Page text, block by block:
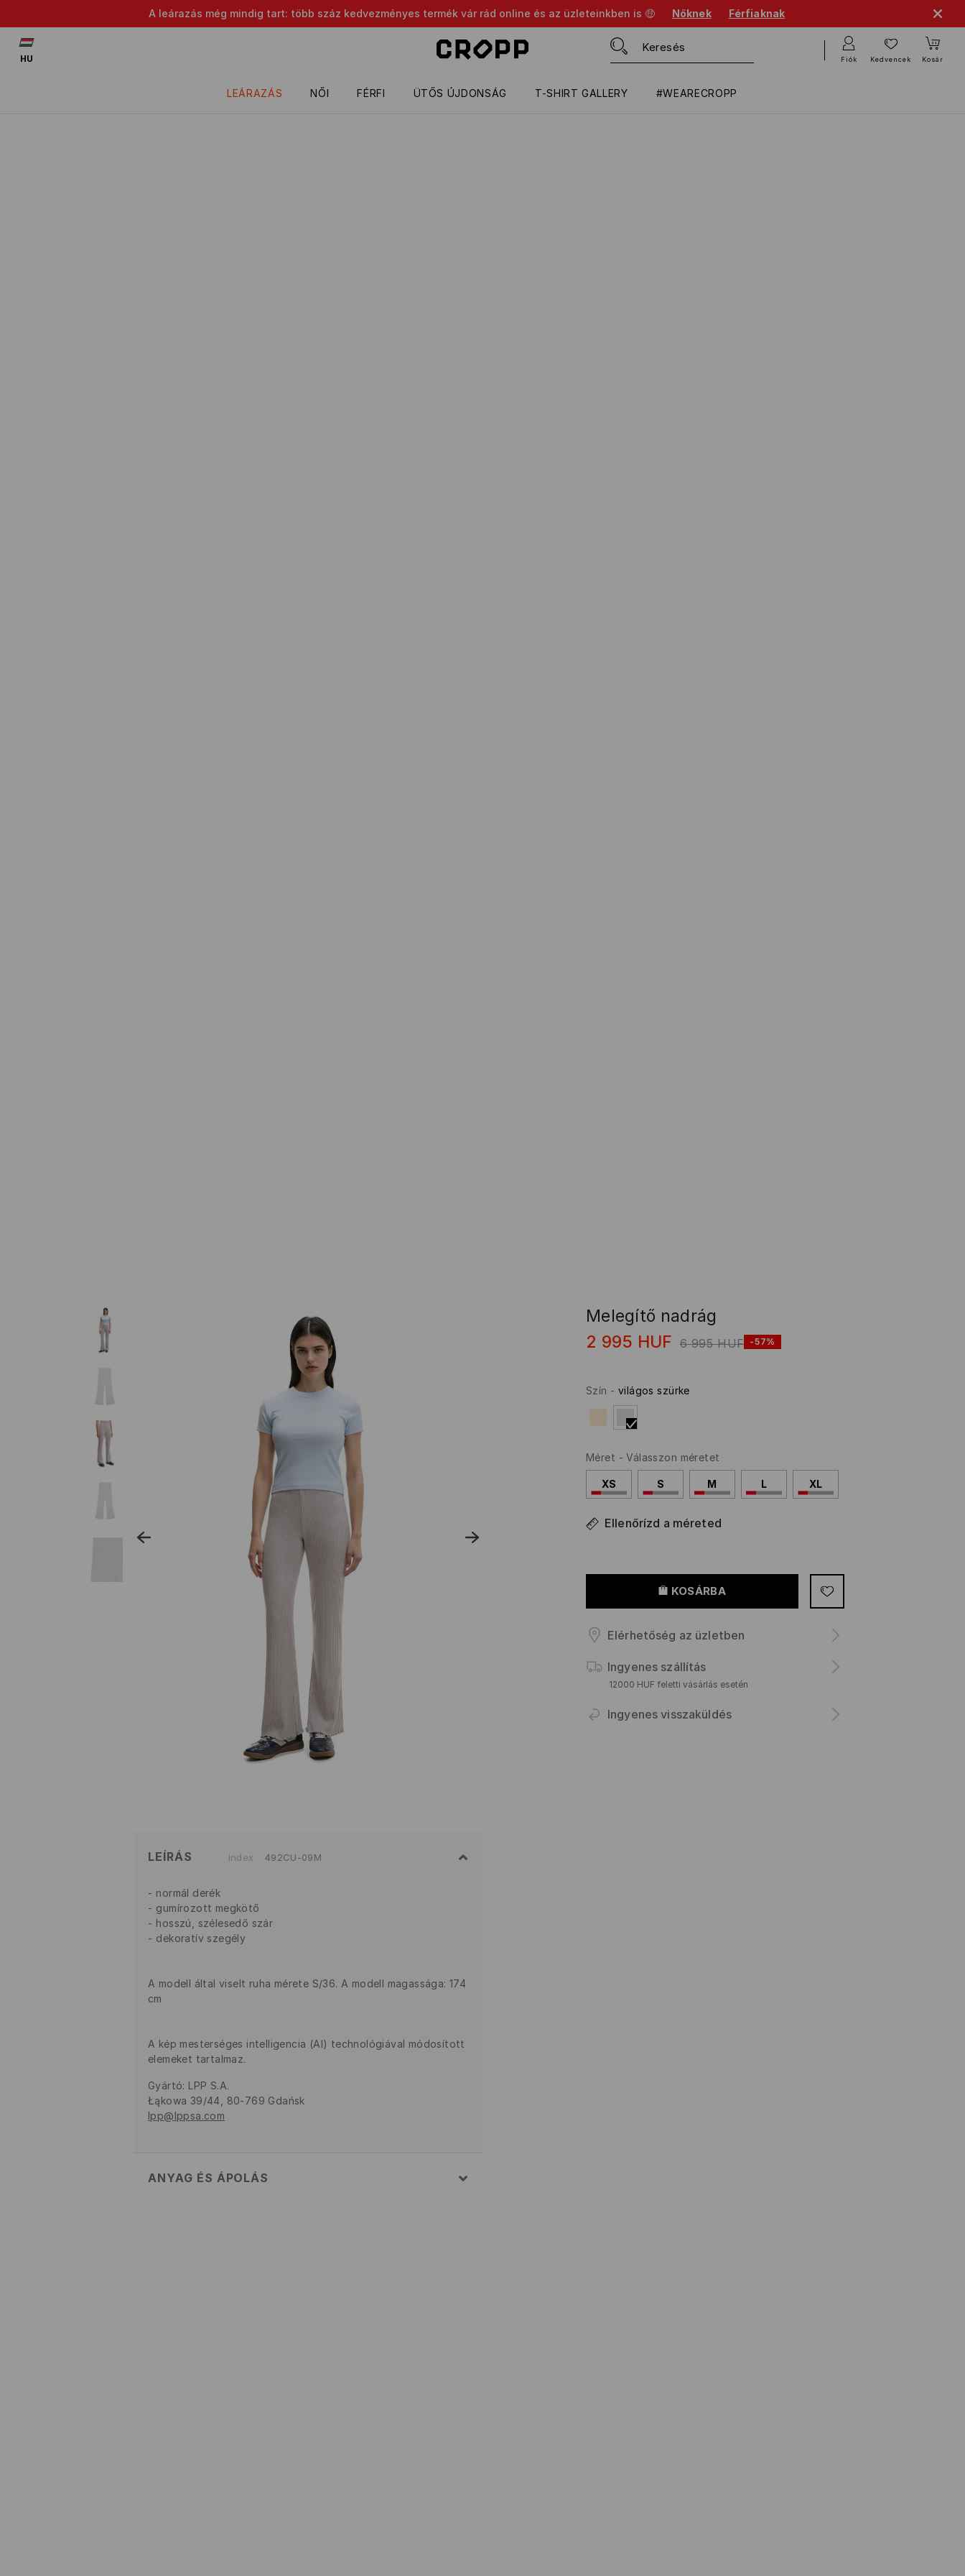
A leárazás még mindig tart: több száz kedvezményes termék vár rád online és az üzleteinkben is 🤑 Nőknek Férfiaknak
LEÁRAZÁS NŐI FÉRFI ÜTŐS ÚJDONSÁG T-SHIRT GALLERY #WEARECROPP
HU Fiók Kedvencek Kosár
Melegítő nadrág
2 995 HUF 6 995 HUF -57%
Szín - világos szürke
Méret -Válasszon méretet
XS S M L XL
Ellenőrízd a méreted
KOSÁRBA
Elérhetőség az üzletben
Ingyenes szállítás
12000 HUF feletti vásárlás esetén
Ingyenes visszaküldés
LEÍRÁS Index 492CU-09M
normál derék
gumírozott megkötő
hosszú, szélesedő szár
dekoratív szegély
A modell által viselt ruha mérete S/36. A modell magassága: 174
cm
A kép mesterséges intelligencia (AI) technológiával módosított
elemeket tartalmaz.
Gyártó: LPP S.A.
Łąkowa 39/44, 80-769 Gdańsk
lpp@lppsa.com
ANYAG ÉS ÁPOLÁS